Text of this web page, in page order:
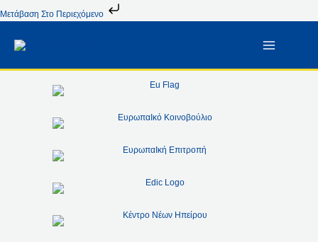
Μετάβαση Στο Περιεχόμενο
Στο